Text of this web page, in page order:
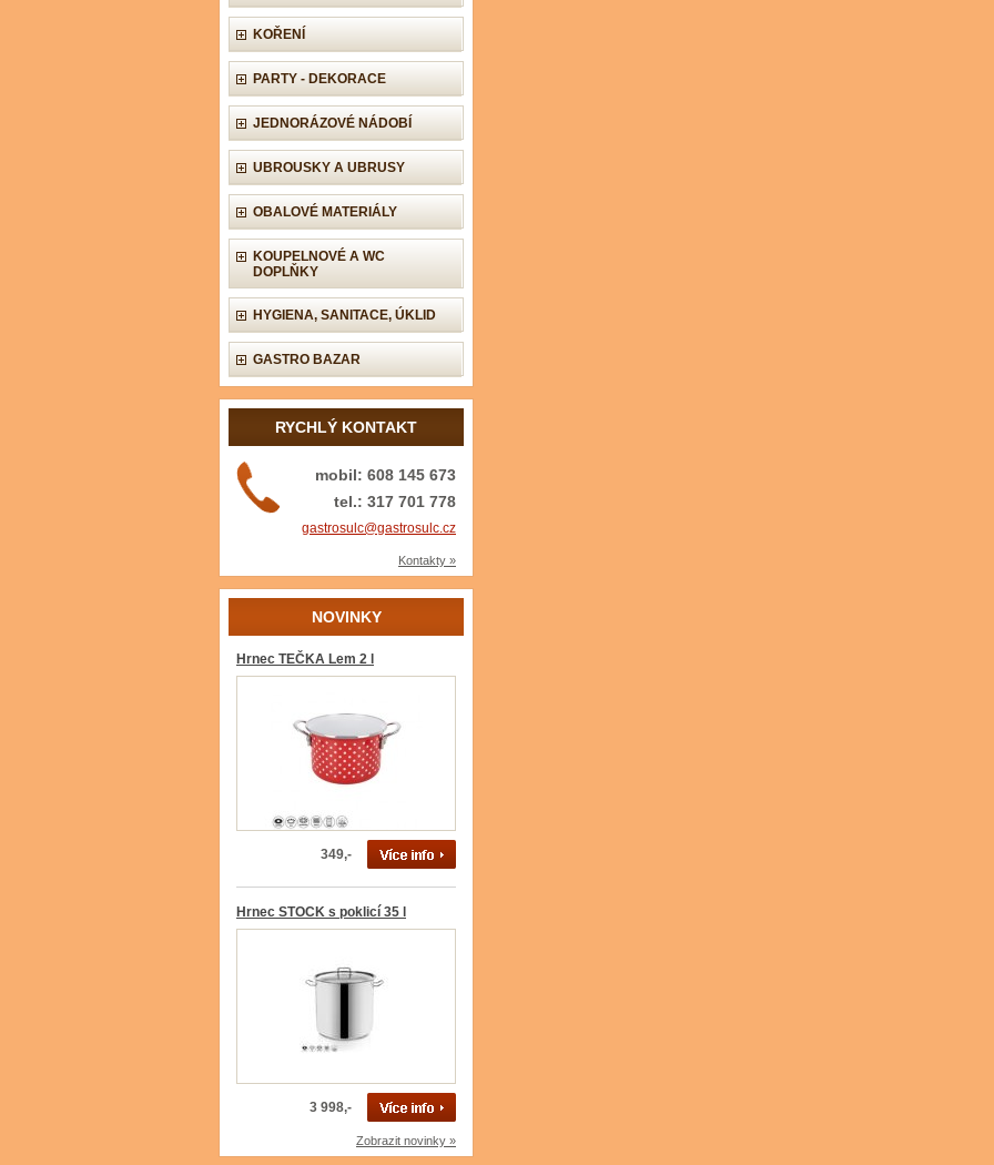
KOŘENÍ
PARTY - DEKORACE
JEDNORÁZOVÉ NÁDOBÍ
UBROUSKY A UBRUSY
OBALOVÉ MATERIÁLY
KOUPELNOVÉ A WC
DOPLŇKY
HYGIENA, SANITACE, ÚKLID
GASTRO BAZAR
RYCHLÝ KONTAKT
mobil: 608 145 673
tel.: 317 701 778
gastrosulc@gastrosulc.cz
Kontakty »
NOVINKY
Hrnec TEČKA Lem 2 l
349,-
Hrnec STOCK s poklicí 35 l
3 998,-
Zobrazit novinky »